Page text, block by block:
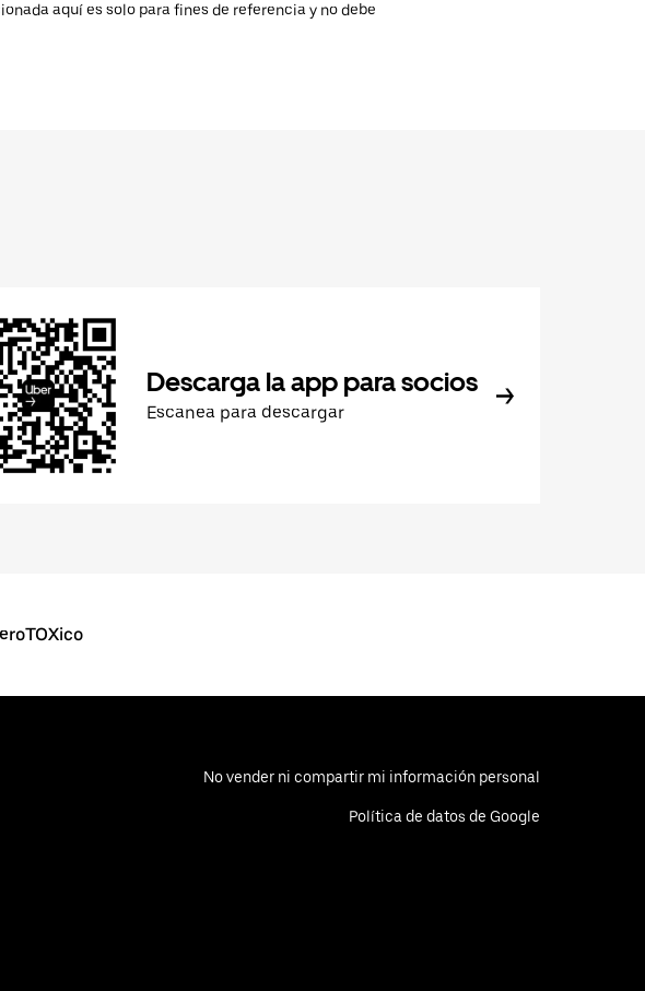
aquí es solo para fines de referencia y no debe
Descarga la app para socios
Escanea para descargar
No vender ni compartir mi información personal
Política de datos de Google